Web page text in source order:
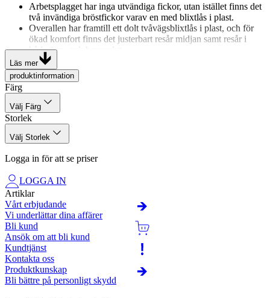
Arbetsplagget har inga utvändiga fickor, utan istället finns det
två invändiga bröstfickor varav en med blixtlås i plast.
Overallen har framtill ett dolt tvåvägsblixtlås i plast, och för
ökad komfort finns det justerbart resår midjan samt resår i
både ärm- och benavslut.
Kan industritvättas enligt EN ISO 15797.
Resår i ärmavslut. Resår i benavslut. Justerbart resår i midja.
Invändiga bröstfickor varav en med blixtlås i plast.
Dolt tvåvägsblixtlås i plast.
Polyester, 35% cotton, twill 240 g/m2.
Överensstämmer med EN ISO 15797.
Läs mer
produktinformation
Färg
Välj Färg
Storlek
Välj Storlek
Logga in för att se priser
LOGGA IN
Artiklar
Vårt erbjudande
Vi underlättar dina affärer
Bli kund
Ansök om att bli kund
Kundtjänst
Kontakta oss
Produktkunskap
Bli bättre på personligt skydd